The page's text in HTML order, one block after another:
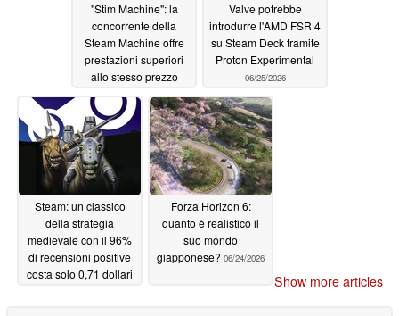
"Stim Machine": la
concorrente della
Steam Machine offre
prestazioni superiori
allo stesso prezzo
06/26/2026
Valve potrebbe
introdurre l'AMD FSR 4
su Steam Deck tramite
Proton Experimental
06/25/2026
Steam: un classico
della strategia
medievale con il 96%
di recensioni positive
costa solo 0,71 dollari
Forza Horizon 6:
quanto è realistico il
suo mondo
giapponese? 06/24/2026
Show more articles